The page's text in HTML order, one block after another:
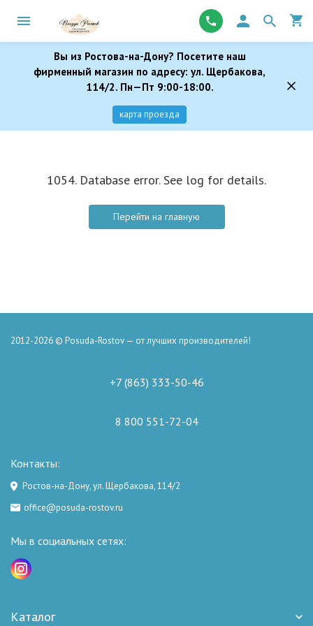
Вы из Ростова-на-Дону? Посетите наш
фирменный магазин по адресу: ул. Щербакова,
114/2. Пн—Пт 9:00-18:00.
карта проезда
1054. Database error. See log for details.
Перейти на главную
2012-2026 © Posuda-Rostov — от лучших производителей!
+7 (863) 333-50-46
8 800 551-72-04
Контакты:
Ростов-на-Дону, ул. Щербакова, 114/2
office@posuda-rostov.ru
Мы в социальных сетях:
Каталог